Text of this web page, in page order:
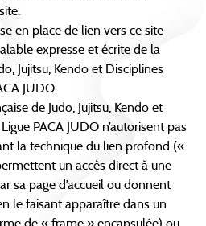
en place de lien vers ce site
expresse et écrite de la
Jujitsu, Kendo et Disciplines
JUDO.
de Judo, Jujitsu, Kendo et
PACA JUDO n’autorisent pas
la technique du lien profond («
un accès direct à une
sa page d’accueil ou donnent
le faisant apparaître dans un